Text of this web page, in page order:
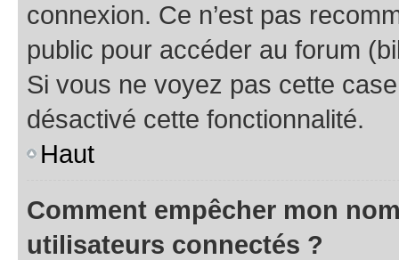
connexion. Ce n’est pas
public pour accéder au forum
Si vous ne voyez pas cette
désactivé cette fonctionnalité.
Haut
Comment empêcher mon
utilisateurs connectés ?